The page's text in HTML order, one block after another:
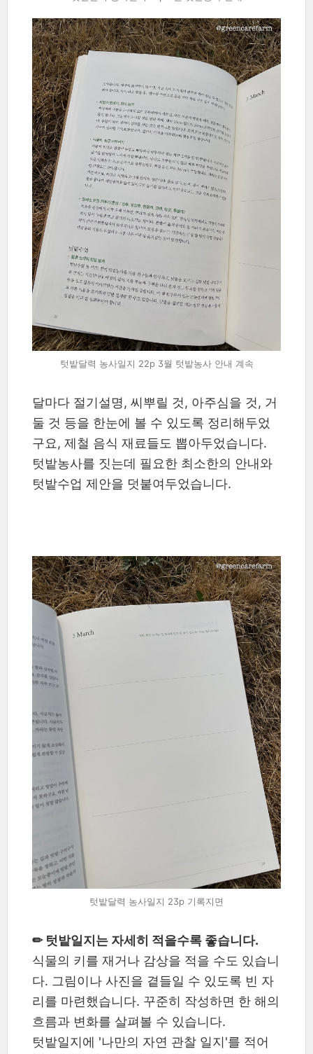
텃밭달력 농사일지 22p 3월 텃밭농사 안내 계속
달마다 절기설명, 씨뿌릴 것, 아주심을 것, 거
둘 것 등을 한눈에 볼 수 있도록 정리해두었
구요, 제철 음식 재료들도 뽑아두었습니다.
텃밭농사를 짓는데 필요한 최소한의 안내와
텃밭수업 제안을 덧붙여두었습니다.
텃밭달력 농사일지 23p 기록지면
✏ 텃밭일지는 자세히 적을수록 좋습니다.
식물의 키를 재거나 감상을 적을 수도 있습니
다. 그림이나 사진을 곁들일 수 있도록 빈 자
리를 마련했습니다. 꾸준히 작성하면 한 해의
흐름과 변화를 살펴볼 수 있습니다.
텃밭일지에 '나만의 자연 관찰 일지'를 적어